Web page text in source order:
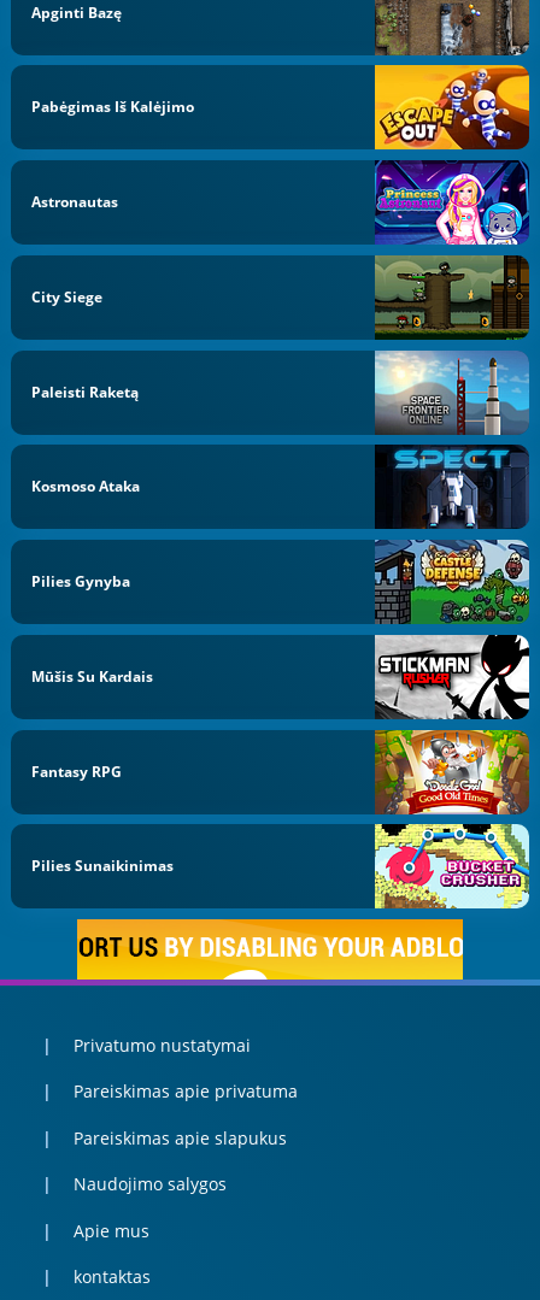
Apginti Bazę
Pabėgimas Iš Kalėjimo
Astronautas
City Siege
Paleisti Raketą
Kosmoso Ataka
Pilies Gynyba
Mūšis Su Kardais
Fantasy RPG
Pilies Sunaikinimas
Privatumo nustatymai
Pareiskimas apie privatuma
Pareiskimas apie slapukus
Naudojimo salygos
Apie mus
kontaktas